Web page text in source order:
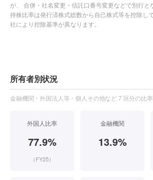
が、 合併・社名変更・信託口番号変更などで別行と
持株比率は発行済株式総数から自己株式等を控除し
社により控除基準が異なります。
所有者別状況
金融機関・外国法人等・個人その他など 7 区分の比
外国人比率
77.9%
（FY25）
金融機関
13.9%